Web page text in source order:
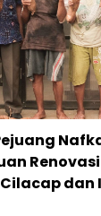
Cilacap